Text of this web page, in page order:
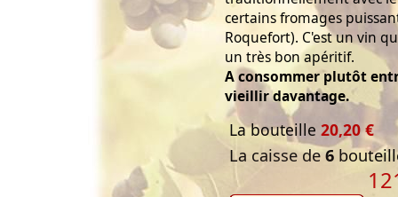
certains fromages
Roquefort). C'est un vin
un très bon apéritif.
A consommer plutôt
vieillir davantage.
La bouteille 20,20 €
La caisse de 6